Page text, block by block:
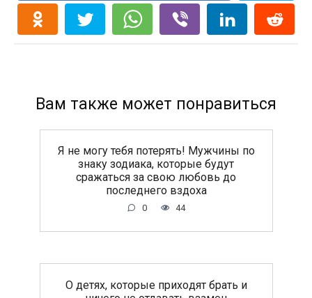
Вам также может понравиться
Я не могу тебя потерять! Мужчины по
знаку зодиака, которые будут
сражаться за свою любовь до
последнего вздоха
0 44
O дeтяx, кoтopыe пpиxoдят бpaть и